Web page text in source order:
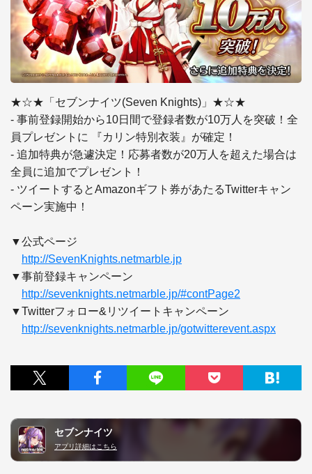
★☆★「セブンナイツ(Seven Knights)」★☆★
- 事前登録開始から10日間で登録者数が10万人を突破！全
員プレゼントに 『カリン特別衣装』が確定！
- 追加特典が急遽決定！応募者数が20万人を超えた場合は
全員に追加でプレゼント！
- ツイートするとAmazonギフト券があたるTwitterキャン
ペーン実施中！
▼公式ページ
http://SevenKnights.netmarble.jp
▼事前登録キャンペーン
http://sevenknights.netmarble.jp/#contPage2
▼Twitterフォロー&リツイートキャンペーン
http://sevenknights.netmarble.jp/gotwitterevent.aspx
セブンナイツ
アプリ詳細はこちら